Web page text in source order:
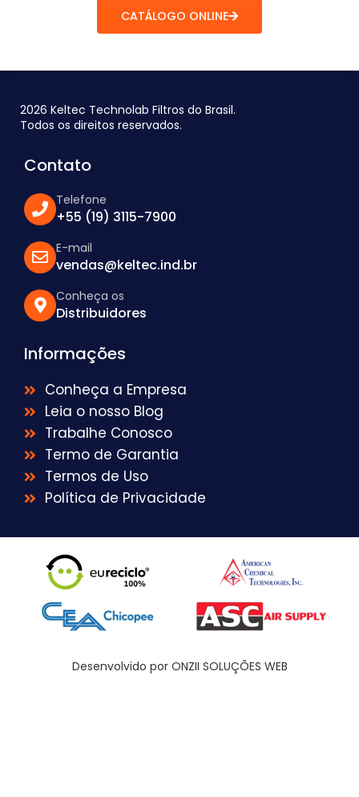
CATÁLOGO ONLINE
2026 Keltec Technolab Filtros do Brasil.
Todos os direitos reservados.
Contato
Telefone
+55 (19) 3115-7900
E-mail
vendas@keltec.ind.br
Conheça os
Distribuidores
Informações
Conheça a Empresa
Leia o nosso Blog
Trabalhe Conosco
Termo de Garantia
Termos de Uso
Política de Privacidade
Desenvolvido por ONZII SOLUÇÕES WEB